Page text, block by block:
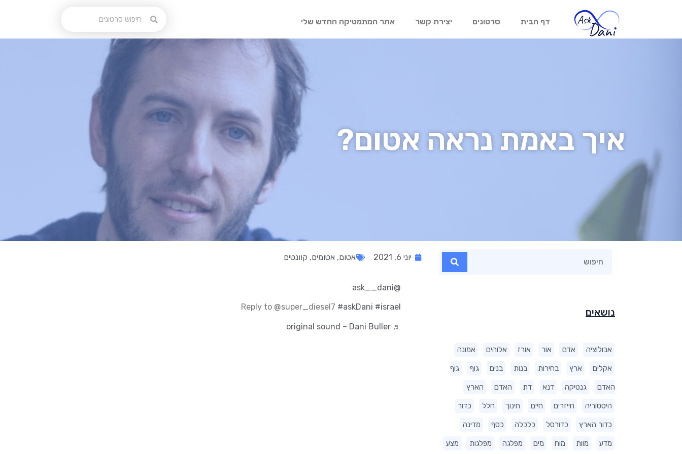
דף הבית סרטונים יצירת קשר אתר המתמטיקה החדש שלי
איך באמת נראה אטום?
נושאים
אבולוציה אדם אור אורז אלוהים אמונה
אקלים ארץ בחירות בנות בנים גוף גוף
האדם גנטיקה דנא דת האדם הארץ
היסטוריה חייזרים חיים חינוך חלל כדור
כדור הארץ כדורסל כלכלה כסף מדינה
מדע מוות מוח מים מפלגה מפלגות מצע
יוני 6, 2021 אטום, אטומים, קוונטים
@ask__dani
Reply to @super_diesel7 #askDani #israel
♬ original sound – Dani Buller